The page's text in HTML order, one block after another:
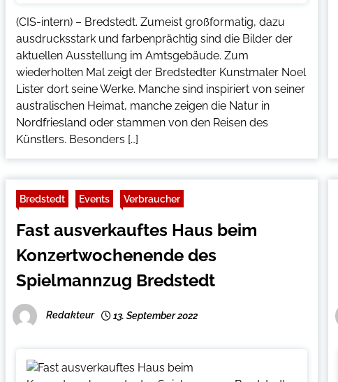
(CIS-intern) – Bredstedt. Zumeist großformatig, dazu
ausdrucksstark und farbenprächtig sind die Bilder der
aktuellen Ausstellung im Amtsgebäude. Zum
wiederholten Mal zeigt der Bredstedter Kunstmaler Noel
Lister dort seine Werke. Manche sind inspiriert von seiner
australischen Heimat, manche zeigen die Natur in
Nordfriesland oder stammen von den Reisen des
Künstlers. Besonders […]
Bredstedt Events Verbraucher
Fast ausverkauftes Haus beim
Konzertwochenende des
Spielmannzug Bredstedt
Redakteur 13. September 2022